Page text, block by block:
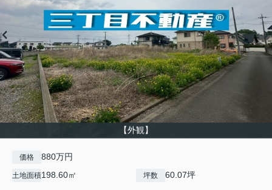
【外観】
価格 880万円
土地面積198.60㎡ 坪数 60.07坪